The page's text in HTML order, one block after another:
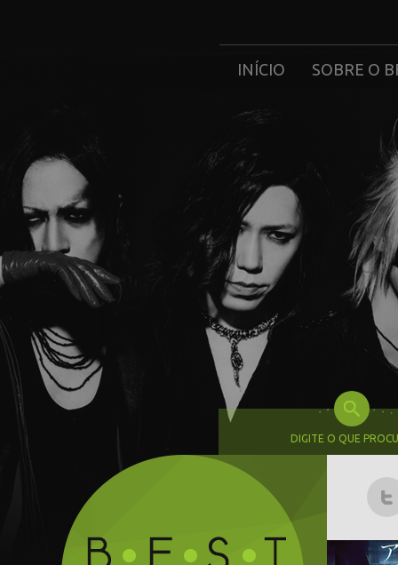
INÍCIO SOBRE O
DIGITE O QUE